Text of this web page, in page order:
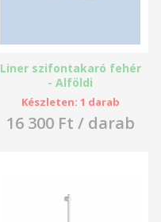
Liner szifontakaró fehér
- Alföldi
Készleten: 1 darab
16 300 Ft / darab